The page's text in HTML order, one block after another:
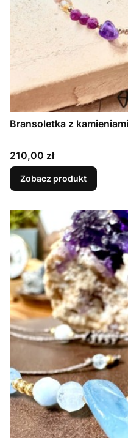
Bransoletka z
Cena
210,00 zł
Zobacz produkt